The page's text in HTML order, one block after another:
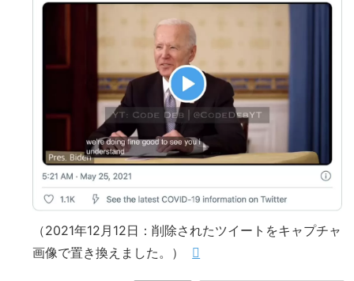
（2021年12月12日：削除されたツイートをキャプチャ
画像で置き換えました。）